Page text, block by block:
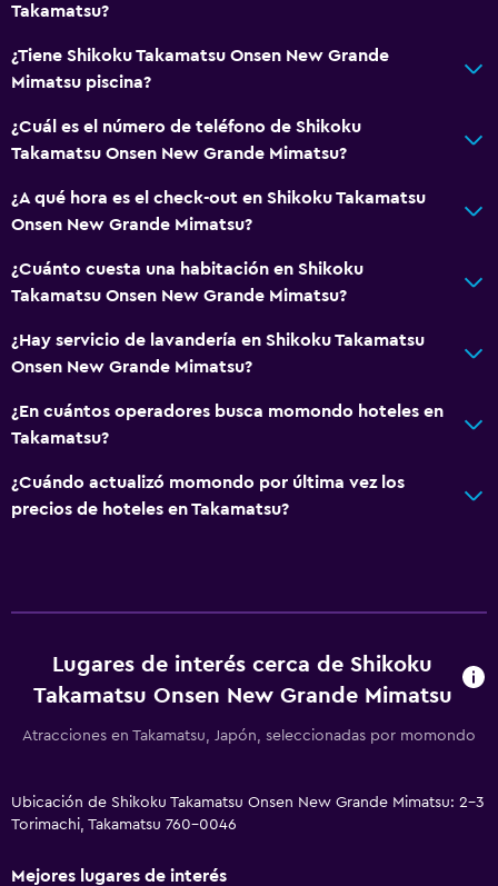
Takamatsu?
¿Tiene Shikoku Takamatsu Onsen New Grande
Mimatsu piscina?
¿Cuál es el número de teléfono de Shikoku
Takamatsu Onsen New Grande Mimatsu?
¿A qué hora es el check-out en Shikoku Takamatsu
Onsen New Grande Mimatsu?
¿Cuánto cuesta una habitación en Shikoku
Takamatsu Onsen New Grande Mimatsu?
¿Hay servicio de lavandería en Shikoku Takamatsu
Onsen New Grande Mimatsu?
¿En cuántos operadores busca momondo hoteles en
Takamatsu?
¿Cuándo actualizó momondo por última vez los
precios de hoteles en Takamatsu?
Lugares de interés cerca de Shikoku
Takamatsu Onsen New Grande Mimatsu
Atracciones en Takamatsu, Japón, seleccionadas por momondo
Ubicación de Shikoku Takamatsu Onsen New Grande Mimatsu: 2-3
Torimachi, Takamatsu 760-0046
Mejores lugares de interés